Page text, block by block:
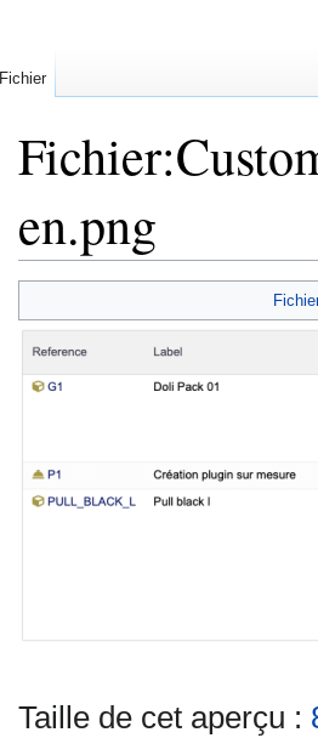
Fichier:
en.png
à
navigation
à
recherche
Taille de cet aperçu :
Fichier